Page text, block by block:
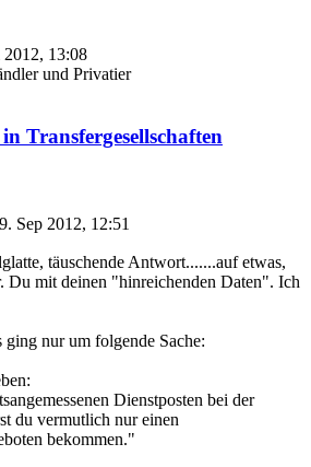
2012, 13:08
und Privatier
Transfergesellschaften
Sep 2012, 12:51
täuschende Antwort.......auf etwas,
Du mit deinen "hinreichenden Daten". Ich
nur um folgende Sache:
Dienstposten bei der
du vermutlich nur einen
bekommen."